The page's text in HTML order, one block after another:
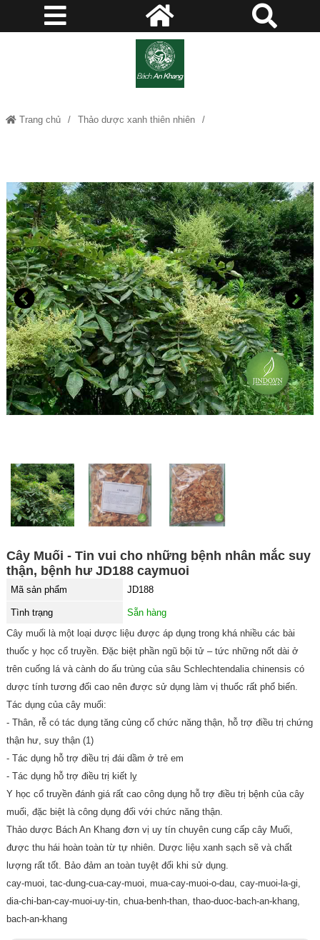
Trang chủ Thảo dược xanh thiên nhiên
Cây Muối - Tin vui cho những bệnh nhân mắc suy
thận, bệnh hư JD188 caymuoi
Mã sản phẩm JD188
Tình trạng
Sẵn hàng
Cây muối là một loại dược liệu được áp dụng trong khá nhiều các bài
thuốc y học cổ truyền. Đặc biệt phần ngũ bội tử – tức những nốt dài ở
trên cuống lá và cành do ấu trùng của sâu Schlechtendalia chinensis có
dược tính tương đối cao nên được sử dụng làm vị thuốc rất phổ biến.
Tác dụng của cây muối:
- Thân, rễ có tác dụng tăng củng cố chức năng thận, hỗ trợ điều trị chứng
thận hư, suy thận (1)
- Tác dụng hỗ trợ điều trị đái dầm ở trẻ em
- Tác dụng hỗ trợ điều trị kiết lỵ
Y học cổ truyền đánh giá rất cao công dụng hỗ trợ điều trị bệnh của cây
muối, đặc biệt là công dụng đối với chức năng thận.
Thảo dược Bách An Khang đơn vị uy tín chuyên cung cấp cây Muối,
được thu hái hoàn toàn từ tự nhiên. Dược liệu xanh sạch sẽ và chất
lượng rất tốt. Bảo đảm an toàn tuyệt đối khi sử dụng.
cay-muoi, tac-dung-cua-cay-muoi, mua-cay-muoi-o-dau, cay-muoi-la-gi,
dia-chi-ban-cay-muoi-uy-tin, chua-benh-than, thao-duoc-bach-an-khang,
bach-an-khang